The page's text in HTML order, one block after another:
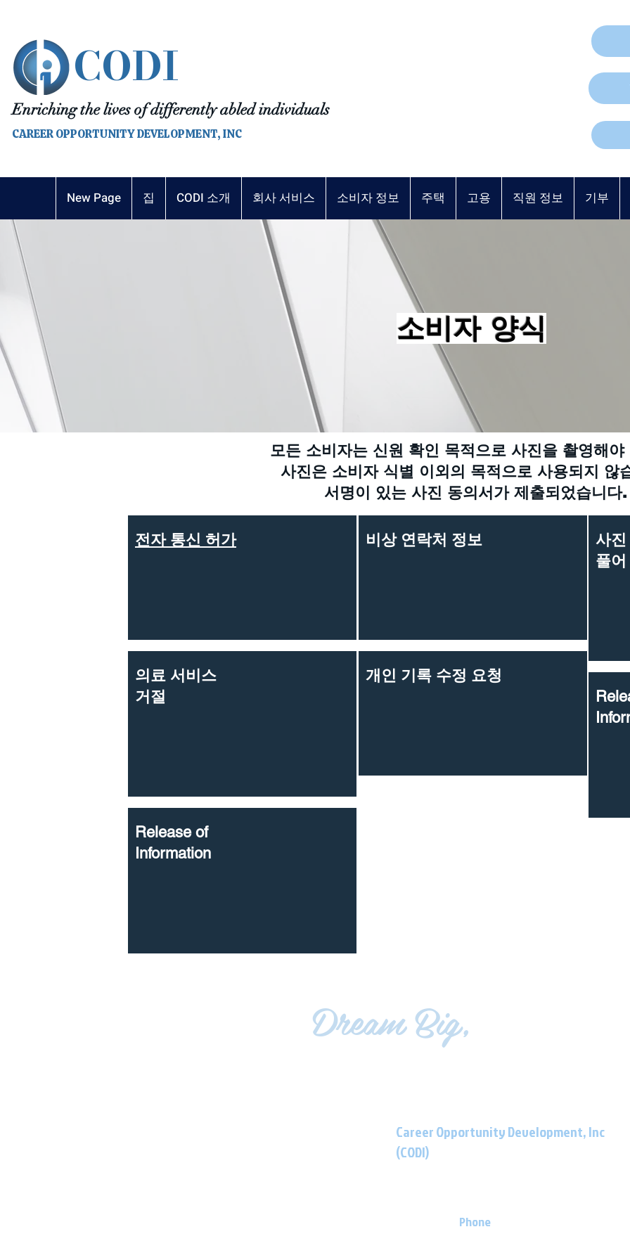
New Page 집 CODI 소개 회사 서비스 소비자 정보 주택 고용 직원 정보 기부
CAREER OPPORTUNITY DEVELOPMENT, INC
Enriching the lives of differently abled individuals
CODI
소비자 양식
모든 소비자는 신원 확인 목적으로 사진을 촬영해야
사진은 소비자 식별 이외의 목적으로 사용되지 않
서명이 있는 사진 동의서가 제출되었습니다.
전자 통신 허가
의료 서비스
거절
Release of
Information
비상 연락처 정보
개인 기록 수정 요청
사진
풀
Career Opportunity Development, Inc
(CODI)
Phone
Dream Big,